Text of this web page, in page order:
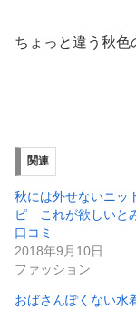
ちょっと違う秋色
関連
秋には外せないニッ
ピ これが欲しいと
口コミ
2018年9月10日
ファッション
おばさんぽくない水